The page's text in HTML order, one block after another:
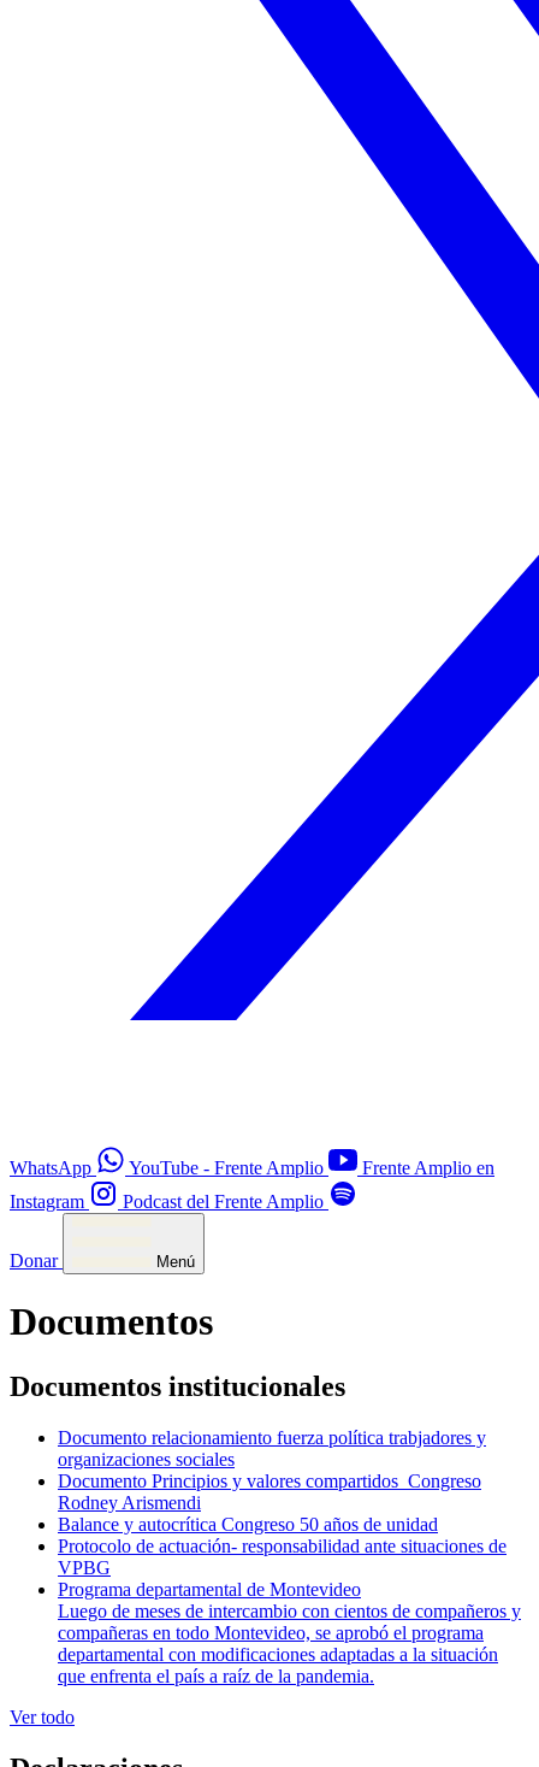
WhatsApp YouTube - Frente Amplio
Frente Amplio en
Instagram
Podcast del Frente Amplio
Donar Menú
Documentos
Documentos institucionales
Documento relacionamiento fuerza política trabjadores y
organizaciones sociales
Documento Principios y valores compartidos_Congreso
Rodney Arismendi
Balance y autocrítica Congreso 50 años de unidad
Protocolo de actuación- responsabilidad ante situaciones de
VPBG
Programa departamental de Montevideo
Luego de meses de intercambio con cientos de compañeros y
compañeras en todo Montevideo, se aprobó el programa
departamental con modificaciones adaptadas a la situación
que enfrenta el país a raíz de la pandemia.
Ver todo